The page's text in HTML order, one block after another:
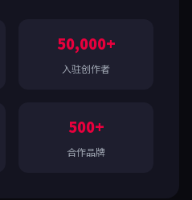
50,000+
入驻创作者
500+
合作品牌